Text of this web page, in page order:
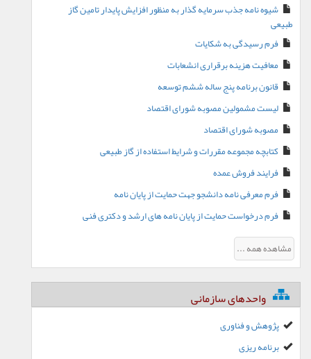
شیوه نامه جذب سرمایه گذار به منظور افزایش پایدار تامین گاز
طبیعی
فرم رسیدگی به شکایات
معافیت هزینه برقراری انشعابات
قانون برنامه پنج ساله ششم توسعه
لیست مشمولین مصوبه شورای اقتصاد
مصوبه شورای اقتصاد
کتابچه مجموعه مقررات و شرایط استفاده از گاز طبیعی
فرایند فروش عمده
فرم معرفی نامه دانشجو جهت حمایت از پایان نامه
فرم درخواست حمایت از پایان نامه های ارشد و دکتری فنی
مشاهده همه ...
واحدهای سازمانی
پژوهش و فناوری
برنامه ریزی